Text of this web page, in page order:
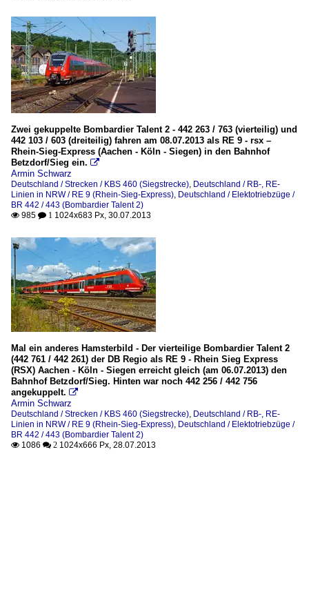
Zwei gekuppelte Bombardier Talent 2 - 442 263 / 763 (vierteilig) und
442 103 / 603 (dreiteilig) fahren am 08.07.2013 als RE 9 - rsx –
Rhein-Sieg-Express (Aachen - Köln - Siegen) in den Bahnhof
Betzdorf/Sieg ein. 
Armin Schwarz
Deutschland / Strecken / KBS 460 (Siegstrecke) Deutschland / RB-, RE-
Linien in NRW / RE 9 (Rhein-Sieg-Express) Deutschland / Elektotriebzüge /
BR 442 / 443 (Bombardier Talent 2)
 985  1 1024x683 Px, 30.07.2013
Mal ein anderes Hamsterbild - Der vierteilige Bombardier Talent 2
(442 761 / 442 261) der DB Regio als RE 9 - Rhein Sieg Express
(RSX) Aachen - Köln - Siegen erreicht gleich (am 06.07.2013) den
Bahnhof Betzdorf/Sieg. Hinten war noch 442 256 / 442 756
angekuppelt. 
Armin Schwarz
Deutschland / Strecken / KBS 460 (Siegstrecke) Deutschland / RB-, RE-
Linien in NRW / RE 9 (Rhein-Sieg-Express) Deutschland / Elektotriebzüge /
BR 442 / 443 (Bombardier Talent 2)
 1086  2 1024x666 Px, 28.07.2013